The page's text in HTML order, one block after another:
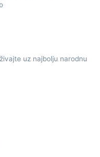
uz najbolju narodnu